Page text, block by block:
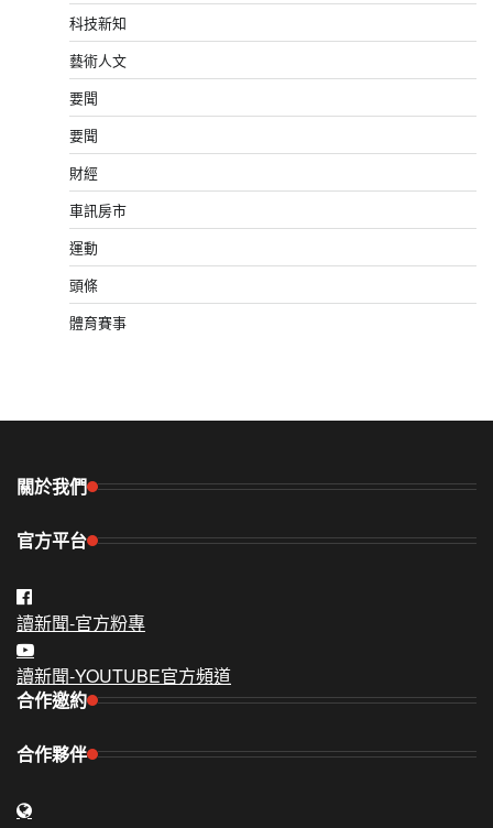
科技新知
藝術人文
要聞
要聞
財經
車訊房市
運動
頭條
體育賽事
關於我們
官方平台
讀新聞-官方粉專
讀新聞-YOUTUBE官方頻道
合作邀約
合作夥伴